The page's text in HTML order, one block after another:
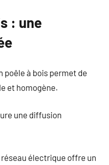
: une
poêle à bois permet de
et homogène.
une diffusion
réseau électrique offre un